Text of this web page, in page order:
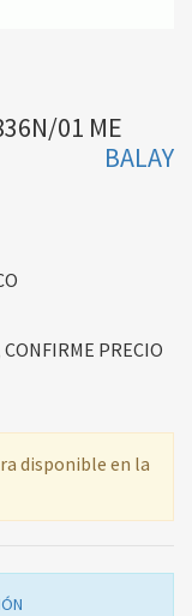
01 ME
BALAY
PRECIO
disponible en la